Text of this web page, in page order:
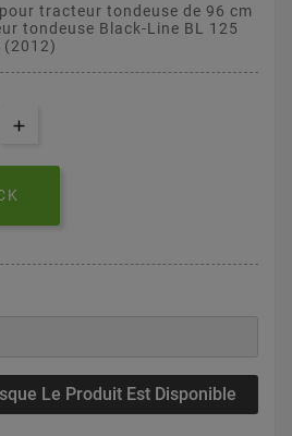
tracteur tondeuse de 96 cm
tondeuse Black-Line BL 125
(2012)
Le Produit Est Disponible